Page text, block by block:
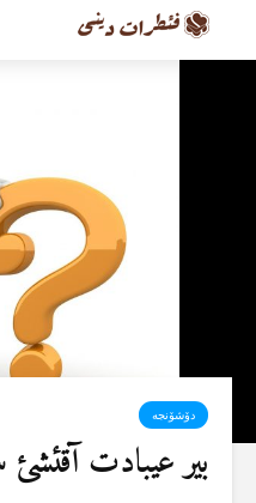
دۆشۆنجە
بیر عیبادت آقئشئ